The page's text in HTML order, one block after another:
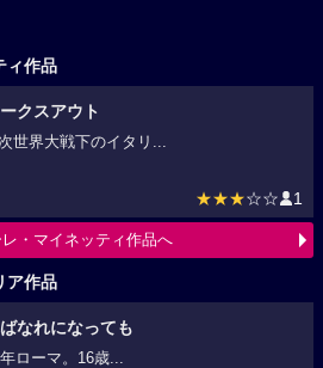
ィ作品
クスアウト
世界大戦下のイタリ...
★★★☆☆ 1
・マイネッティ作品へ
ア作品
なれになっても
ローマ。16歳...